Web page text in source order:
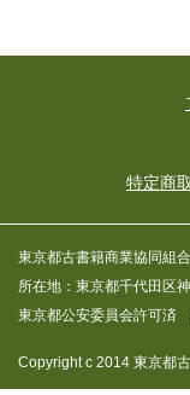
特定商
東京都古書籍商業協同組合
所在地：東京都千代田区
東京都公安委員会許可
Copyright c 2014 東京都